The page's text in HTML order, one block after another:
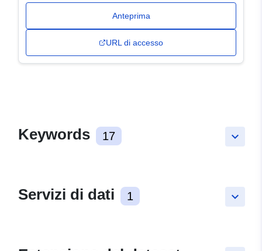
Anteprima
URL di accesso
keyboard_arrow_down
Keywords 17
keyboard_arrow_down
Servizi di dati 1